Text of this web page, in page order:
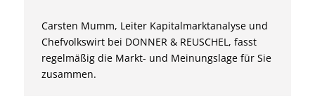
Carsten Mumm, Leiter Kapitalmarktanalyse und
Chefvolkswirt bei DONNER & REUSCHEL, fasst
regelmäßig die Markt- und Meinungslage für Sie
zusammen.